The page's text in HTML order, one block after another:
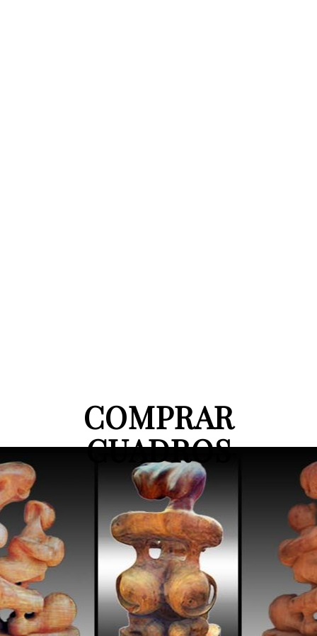
COMPRAR
CUADROS